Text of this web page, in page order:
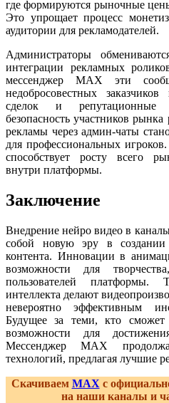
где формируются рыночные
Это упрощает процесс
аудитории для рекламодателей.
Администраторы
интеграции рекламных
мессенджер MAX эти
недобросовестных
сделок и репутационные
безопасность участников
рекламы через админ-чаты
для профессиональных
способствует росту всего
внутри платформы.
Заключение
Внедрение нейро видео в
собой новую эру в
контента. Инновации в
возможности для
пользователей платформы.
интеллекта делают
невероятно эффективным
Будущее за теми, кто сможет
возможности для
Мессенджер MAX
технологий, предлагая лучшие
Скачиваем MAX с
на наши каналы и